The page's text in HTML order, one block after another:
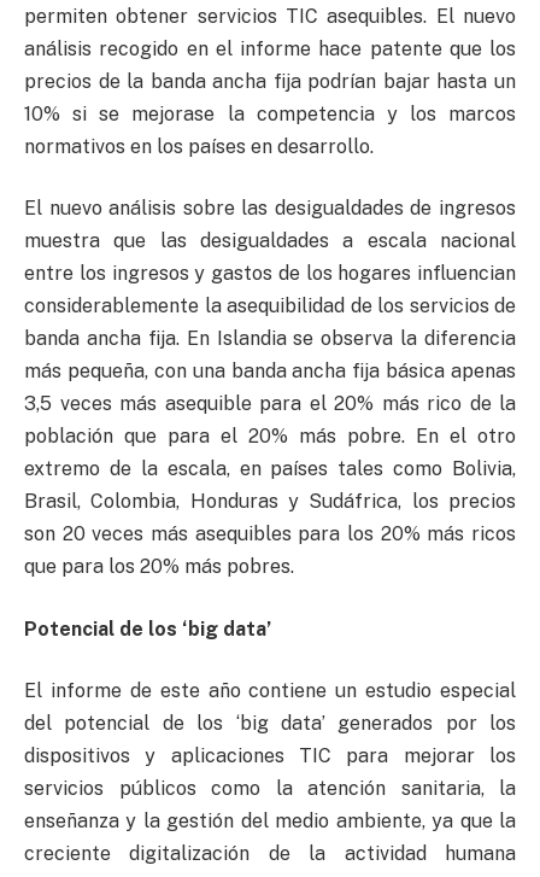
permiten obtener servicios TIC asequibles. El nuevo
análisis recogido en el informe hace patente que los
precios de la banda ancha fija podrían bajar hasta un
10% si se mejorase la competencia y los marcos
normativos en los países en desarrollo.
El nuevo análisis sobre las desigualdades de ingresos
muestra que las desigualdades a escala nacional
entre los ingresos y gastos de los hogares influencian
considerablemente la asequibilidad de los servicios de
banda ancha fija. En Islandia se observa la diferencia
más pequeña, con una banda ancha fija básica apenas
3,5 veces más asequible para el 20% más rico de la
población que para el 20% más pobre. En el otro
extremo de la escala, en países tales como Bolivia,
Brasil, Colombia, Honduras y Sudáfrica, los precios
son 20 veces más asequibles para los 20% más ricos
que para los 20% más pobres.
Potencial de los ‘big data’
El informe de este año contiene un estudio especial
del potencial de los ‘big data’ generados por los
dispositivos y aplicaciones TIC para mejorar los
servicios públicos como la atención sanitaria, la
enseñanza y la gestión del medio ambiente, ya que la
creciente digitalización de la actividad humana